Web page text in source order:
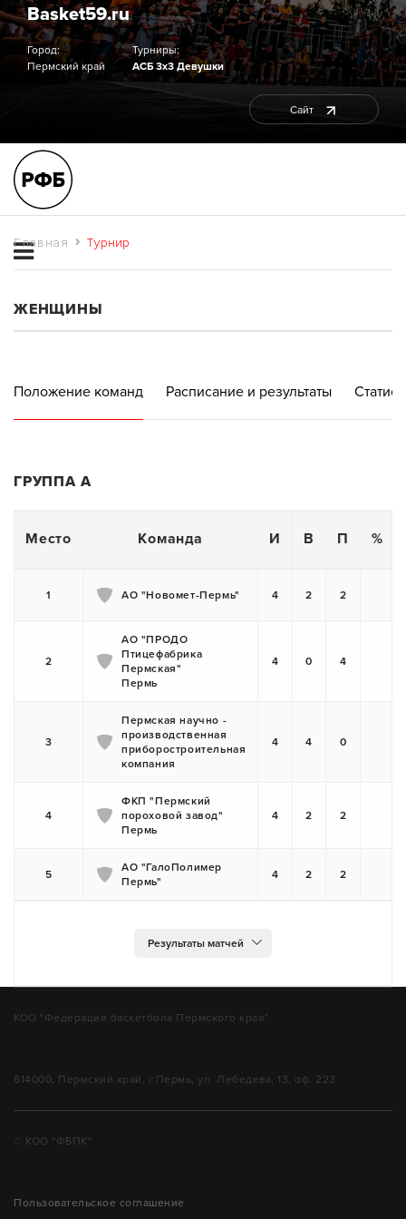
Basket59.ru
Город:
Пермский край
Турниры:
АСБ 3х3 Девушки
Сайт
Главная Турнир
ЖЕНЩИНЫ
Положение команд Расписание и результаты
ГРУППА А
Место Команда И В П %
1 АО "Новомет-Пермь" 4 2 2
2
АО "ПРОДО
Птицефабрика
Пермская"
Пермь
4 0 4
3
Пермская научно -
производственная
приборостроительная
компания
4 4 0
4
ФКП "Пермский
пороховой завод"
Пермь
4 2 2
5
АО "ГалоПолимер
Пермь"
4 2 2
КОО "Федерация баскетбола Пермского края"
614000, Пермский край, г.Пермь, ул. Лебедева, 13, оф. 223
© КОО "ФБПК"
Пользовательское соглашение